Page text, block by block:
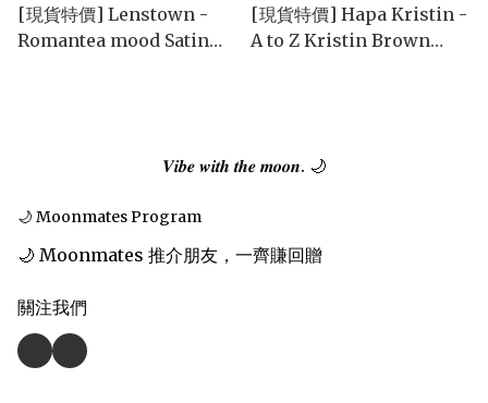
[現貨特價] Lenstown -
Romantea mood Satin
[現貨特價] Hapa Kristin -
A to Z Kristin Brown
𝑽𝒊𝒃𝒆 𝒘𝒊𝒕𝒉 𝒕𝒉𝒆 𝒎𝒐𝒐𝒏. 🌙
🌙 Moonmates Program
🌙 Moonmates 推介朋友，一齊賺回贈
關注我們